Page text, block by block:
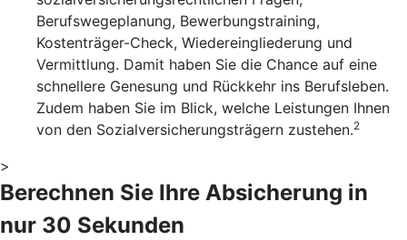
Berufswegeplanung, Bewerbungstraining,
Kostenträger-Check, Wiedereingliederung und
Vermittlung. Damit haben Sie die Chance auf eine
schnellere Genesung und Rückkehr ins Berufsleben.
Zudem haben Sie im Blick, welche Leistungen Ihnen
von den Sozialversicherungsträgern zustehen.2
>
Berechnen Sie Ihre Absicherung in
nur 30 Sekunden